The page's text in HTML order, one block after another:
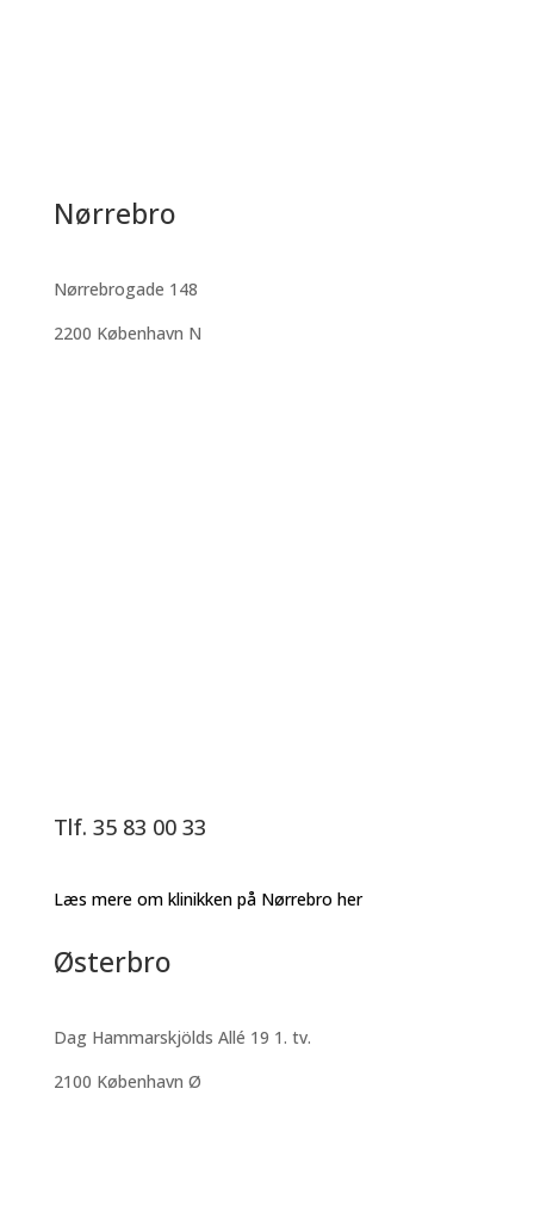
Nørrebro
Nørrebrogade 148
2200 København N
Tlf. 35 83 00 33
Læs mere om klinikken på Nørrebro her
Østerbro
Dag Hammarskjölds Allé 19 1. tv.
2100 København Ø